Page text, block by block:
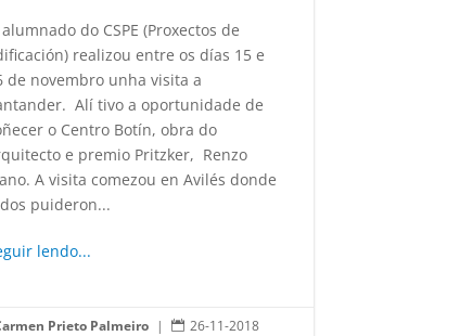
do CSPE (Proxectos de
realizou entre os días 15 e
de novembro unha visita a
Alí tivo a oportunidade de
o Centro Botín, obra do
e premio Pritzker, Renzo
A visita comezou en Avilés donde
puideron...
lendo...
Prieto Palmeiro |  26-11-2018